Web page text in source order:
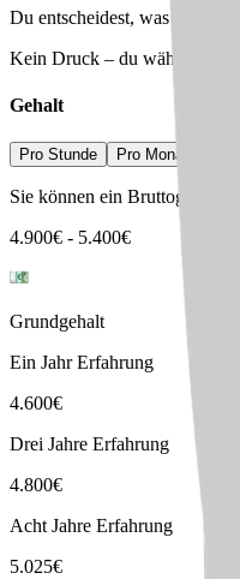
Du entscheidest, was passt
Kein Druck – du wählst den
Gehalt
Pro Stunde Pro Monat
Sie können ein Bruttogehalt
4.900€ - 5.400€
Grundgehalt
Ein Jahr Erfahrung
4.600€
Drei Jahre Erfahrung
4.800€
Acht Jahre Erfahrung
5.025€